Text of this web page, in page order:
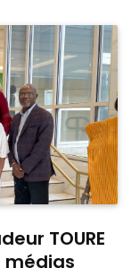
TOURE
médias